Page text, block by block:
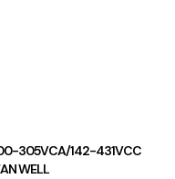
305VCA/142-431VCC
WELL